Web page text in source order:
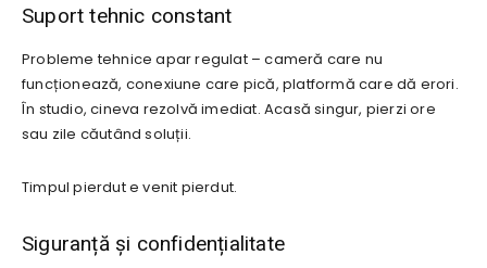
Suport tehnic constant
Probleme tehnice apar regulat – cameră care nu
funcționează, conexiune care pică, platformă care dă erori.
În studio, cineva rezolvă imediat. Acasă singur, pierzi ore
sau zile căutând soluții.
Timpul pierdut e venit pierdut.
Siguranță și confidențialitate